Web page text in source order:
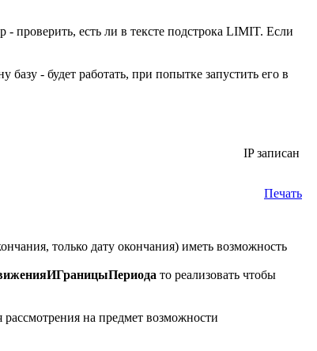
- проверить, есть ли в тексте подстрока LIMIT. Если
- будет работать, при попытке запустить его в
IP записан
Печать
только дату окончания) иметь возможность
то реализовать чтобы
на предмет возможности